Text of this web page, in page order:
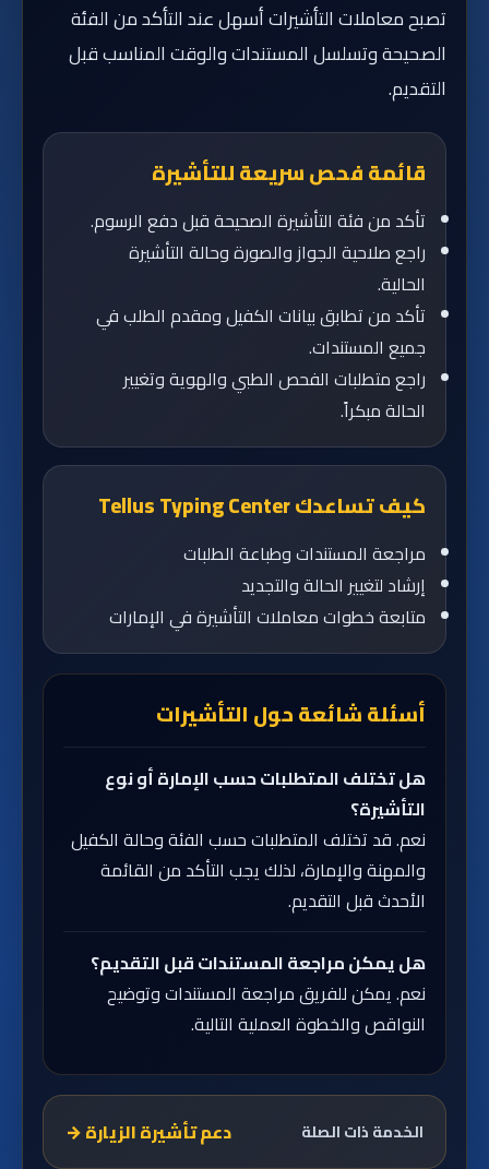
تصبح معاملات التأشيرات أسهل عند التأكد من الفئة
الصحيحة وتسلسل المستندات والوقت المناسب قبل
التقديم.
قائمة فحص سريعة للتأشيرة
تأكد من فئة التأشيرة الصحيحة قبل دفع الرسوم.
راجع صلاحية الجواز والصورة وحالة التأشيرة
الحالية.
تأكد من تطابق بيانات الكفيل ومقدم الطلب في
جميع المستندات.
راجع متطلبات الفحص الطبي والهوية وتغيير
الحالة مبكراً.
كيف تساعدك Tellus Typing Center
مراجعة المستندات وطباعة الطلبات
إرشاد لتغيير الحالة والتجديد
متابعة خطوات معاملات التأشيرة في الإمارات
أسئلة شائعة حول التأشيرات
هل تختلف المتطلبات حسب الإمارة أو نوع
التأشيرة؟
نعم. قد تختلف المتطلبات حسب الفئة وحالة الكفيل
والمهنة والإمارة، لذلك يجب التأكد من القائمة
الأحدث قبل التقديم.
هل يمكن مراجعة المستندات قبل التقديم؟
نعم. يمكن للفريق مراجعة المستندات وتوضيح
النواقص والخطوة العملية التالية.
الخدمة ذات الصلة دعم تأشيرة الزيارة→